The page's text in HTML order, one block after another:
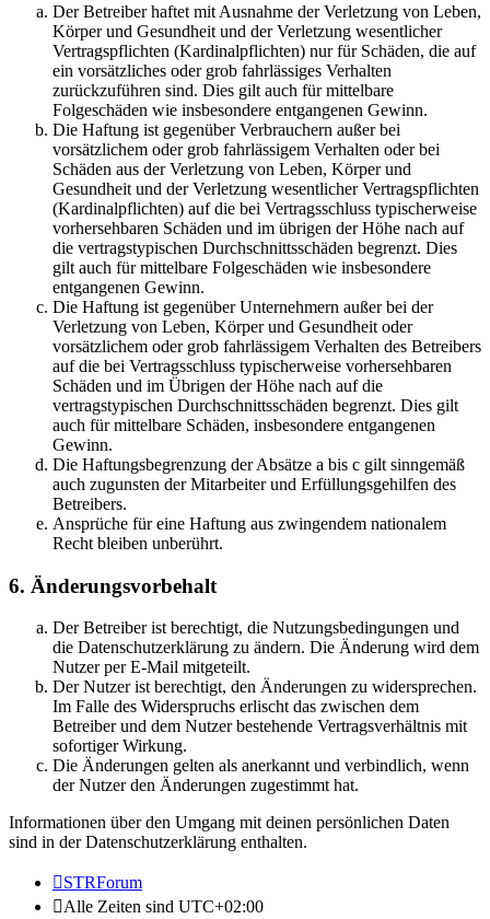
Der Betreiber haftet mit Ausnahme der Verletzung von Leben,
Körper und Gesundheit und der Verletzung wesentlicher
Vertragspflichten (Kardinalpflichten) nur für Schäden, die auf
ein vorsätzliches oder grob fahrlässiges Verhalten
zurückzuführen sind. Dies gilt auch für mittelbare
Folgeschäden wie insbesondere entgangenen Gewinn.
Die Haftung ist gegenüber Verbrauchern außer bei
vorsätzlichem oder grob fahrlässigem Verhalten oder bei
Schäden aus der Verletzung von Leben, Körper und
Gesundheit und der Verletzung wesentlicher Vertragspflichten
(Kardinalpflichten) auf die bei Vertragsschluss typischerweise
vorhersehbaren Schäden und im übrigen der Höhe nach auf
die vertragstypischen Durchschnittsschäden begrenzt. Dies
gilt auch für mittelbare Folgeschäden wie insbesondere
entgangenen Gewinn.
Die Haftung ist gegenüber Unternehmern außer bei der
Verletzung von Leben, Körper und Gesundheit oder
vorsätzlichem oder grob fahrlässigem Verhalten des Betreibers
auf die bei Vertragsschluss typischerweise vorhersehbaren
Schäden und im Übrigen der Höhe nach auf die
vertragstypischen Durchschnittsschäden begrenzt. Dies gilt
auch für mittelbare Schäden, insbesondere entgangenen
Gewinn.
Die Haftungsbegrenzung der Absätze a bis c gilt sinngemäß
auch zugunsten der Mitarbeiter und Erfüllungsgehilfen des
Betreibers.
Ansprüche für eine Haftung aus zwingendem nationalem
Recht bleiben unberührt.
6. Änderungsvorbehalt
Der Betreiber ist berechtigt, die Nutzungsbedingungen und
die Datenschutzerklärung zu ändern. Die Änderung wird dem
Nutzer per E-Mail mitgeteilt.
Der Nutzer ist berechtigt, den Änderungen zu widersprechen.
Im Falle des Widerspruchs erlischt das zwischen dem
Betreiber und dem Nutzer bestehende Vertragsverhältnis mit
sofortiger Wirkung.
Die Änderungen gelten als anerkannt und verbindlich, wenn
der Nutzer den Änderungen zugestimmt hat.
Informationen über den Umgang mit deinen persönlichen Daten
sind in der Datenschutzerklärung enthalten.
STRForum
Alle Zeiten sind UTC+02:00